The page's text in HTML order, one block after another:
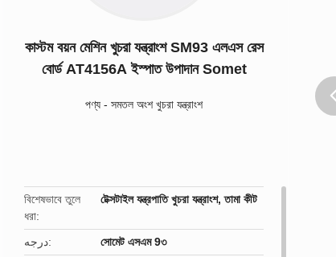
কাস্টম বয়ন মেশিন খুচরা যন্ত্রাংশ SM93 এলএস রেস
বোর্ড AT4156A ইস্পাত উপাদান Somet
পণ্য - সমতল অংশ খুচরা যন্ত্রাংশ
বিশেষভাবে তুলে
ধরা
টেক্সটাইল যন্ত্রপাতি খুচরা যন্ত্রাংশ,তামা কীট
درجه
সোমেট এসএম 9৩